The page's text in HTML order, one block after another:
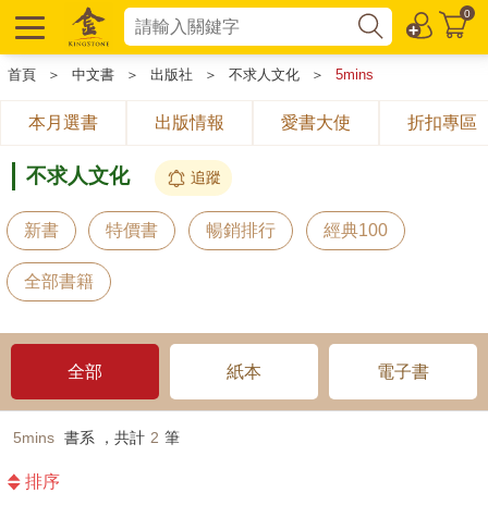
0
首頁 ＞ 中文書 ＞ 出版社 ＞ 不求人文化 ＞ 5mins
本月選書 出版情報 愛書大使 折扣專區
不求人文化 追蹤
新書 特價書 暢銷排行 經典100
全部書籍
全部 紙本 電子書
5mins 書系 ，共計 2 筆
排序